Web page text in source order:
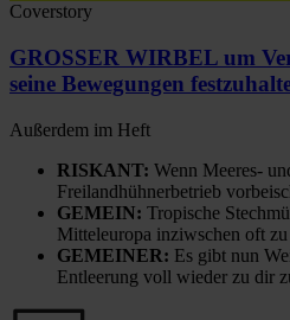
Coverstory
GROSSER WIRBEL um
seine Bewegungen
Außerdem im Heft
RISKANT: Wenn Meeres-
Freilandhühnerbetrieb
GEMEIN: Tropische
Mitteleuropa inziwschen oft zu
GEMEINER: Es gibt nun
Entleerung voll wieder zu dir